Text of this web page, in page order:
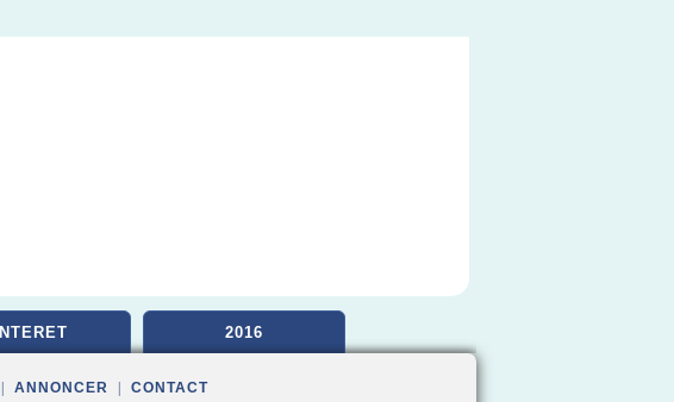
INTERET 2016
ANNONCER CONTACT